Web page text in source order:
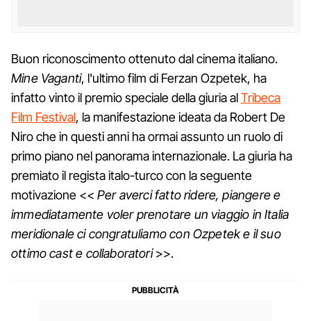
Buon riconoscimento ottenuto dal cinema italiano.
Mine Vaganti, l'ultimo film di Ferzan Ozpetek, ha
infatto vinto il premio speciale della giuria alTribeca
Film Festival, la manifestazione ideata da Robert De
Niro che in questi anni ha ormai assunto un ruolo di
primo piano nel panorama internazionale. La giuria ha
premiato il regista italo-turco con la seguente
motivazione << Per averci fatto ridere, piangere e
immediatamente voler prenotare un viaggio in Italia
meridionale ci congratuliamo con Ozpetek e il suo
ottimo cast e collaboratori>>.